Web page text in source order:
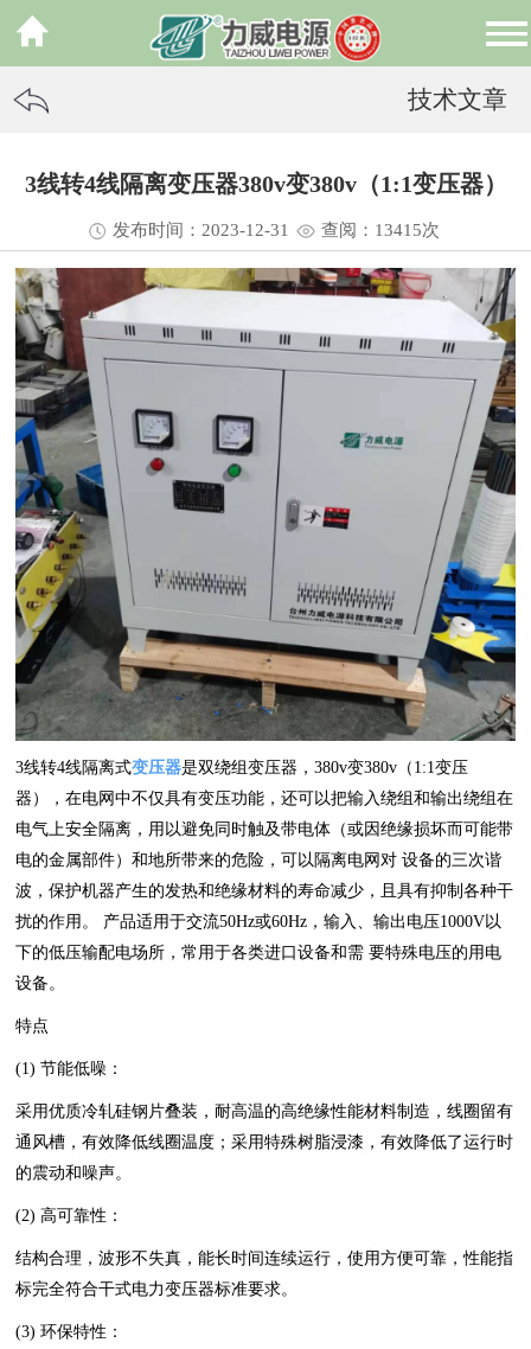
技术文章
3线转4线隔离变压器380v变380v（1:1变压器）
发布时间：2023-12-31 查阅：13415次
3线转4线隔离式变压器是双绕组变压器，380v变380v（1:1变压
器），在电网中不仅具有变压功能，还可以把输入绕组和输出绕组在
电气上安全隔离，用以避免同时触及带电体（或因绝缘损坏而可能带
电的金属部件）和地所带来的危险，可以隔离电网对 设备的三次谐
波，保护机器产生的发热和绝缘材料的寿命减少，且具有抑制各种干
扰的作用。 产品适用于交流50Hz或60Hz，输入、输出电压1000V以
下的低压输配电场所，常用于各类进口设备和需 要特殊电压的用电
设备。
特点
(1) 节能低噪：
采用优质冷轧硅钢片叠装，耐高温的高绝缘性能材料制造，线圈留有
通风槽，有效降低线圈温度；采用特殊树脂浸漆，有效降低了运行时
的震动和噪声。
(2) 高可靠性：
结构合理，波形不失真，能长时间连续运行，使用方便可靠，性能指
标完全符合干式电力变压器标准要求。
(3) 环保特性：